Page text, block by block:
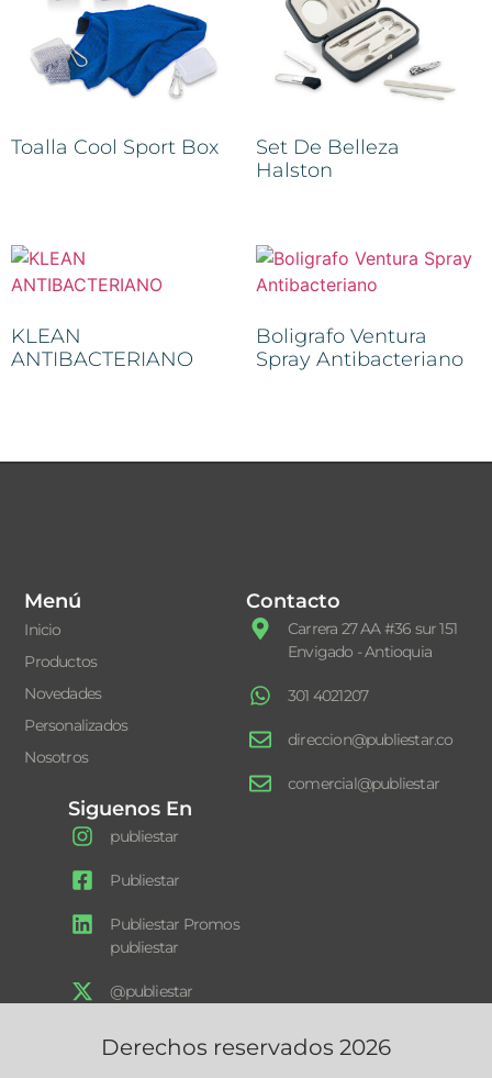
Toalla Cool Sport Box
Set De Belleza
Halston
KLEAN
ANTIBACTERIANO
Boligrafo Ventura
Spray Antibacteriano
Menú
Inicio
Productos
Novedades
Personalizados
Nosotros
Contacto
Carrera 27 AA #36 sur 151
Envigado - Antioquia
301 4021207
direccion@publiestar.co
comercial@publiestar
Siguenos En
publiestar
Publiestar
Publiestar Promos
publiestar
@publiestar
Derechos reservados 2026